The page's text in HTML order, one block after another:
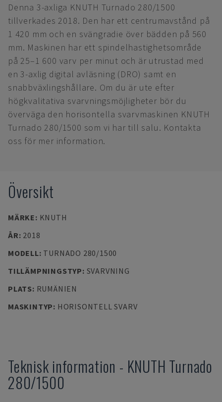
Denna 3-axliga KNUTH Turnado 280/1500
tillverkades 2018. Den har ett centrumavstånd på
1 420 mm och en svängradie över bädden på 560
mm. Maskinen har ett spindelhastighetsområde
på 25–1 600 varv per minut och är utrustad med
en 3-axlig digital avläsning (DRO) samt en
snabbväxlingshållare. Om du är ute efter
högkvalitativa svarvningsmöjligheter bör du
överväga den horisontella svarvmaskinen KNUTH
Turnado 280/1500 som vi har till salu. Kontakta
oss för mer information.
Översikt
MÄRKE: KNUTH
ÅR: 2018
MODELL: TURNADO 280/1500
TILLÄMPNINGSTYP: SVARVNING
PLATS: RUMÄNIEN
MASKINTYP: HORISONTELL SVARV
Teknisk information - KNUTH Turnado
280/1500